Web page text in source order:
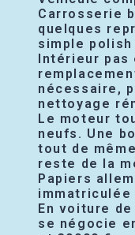
Carrosserie
quelques
simple
Intérieur pas
nécessaire,
nettoyage
Le moteur
neufs. Une
tout de
reste de la
Papiers
immatriculée
En voiture
se négocie